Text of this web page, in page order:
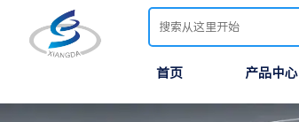
首页 产品中心